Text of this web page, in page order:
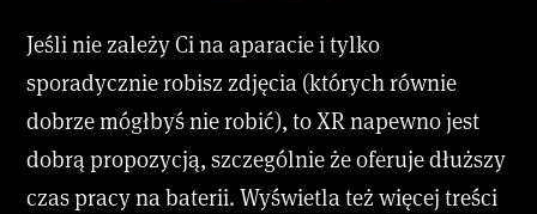
Jeśli nie zależy Ci na aparacie i tylko
sporadycznie robisz zdjęcia (których równie
dobrze mógłbyś nie robić), to XR napewno jest
dobrą propozycją, szczególnie że oferuje dłuższy
czas pracy na baterii. Wyświetla też więcej treści